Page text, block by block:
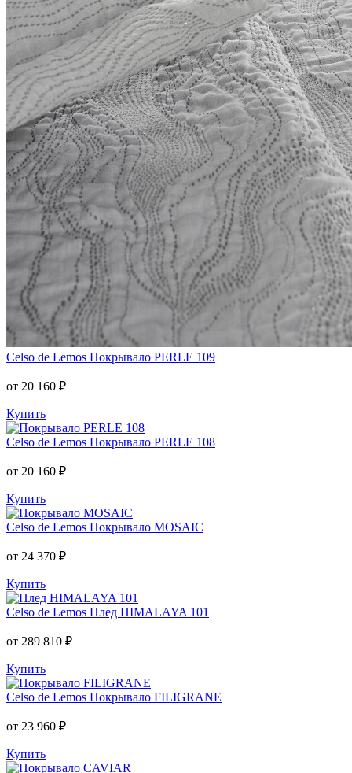
Celso de Lemos Покрывало PERLE 109
от 20 160 ₽
Купить
Celso de Lemos Покрывало PERLE 108
от 20 160 ₽
Купить
Celso de Lemos Покрывало MOSAIC
от 24 370 ₽
Купить
Celso de Lemos Плед HIMALAYA 101
от 289 810 ₽
Купить
Celso de Lemos Покрывало FILIGRANE
от 23 960 ₽
Купить